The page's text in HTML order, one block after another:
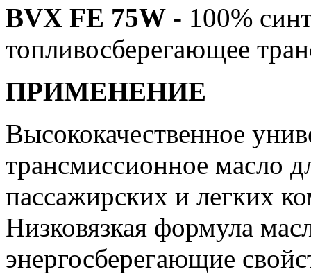
BVX FE 75W - 100%
топливосберегающее
ПРИМЕНЕНИЕ
Высококачественное
трансмиссионное масло
пассажирских и легких
Низковязкая формула
энергосберегающие